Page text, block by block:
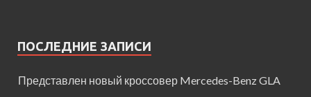
ПОСЛЕДНИЕ ЗАПИСИ
Представлен новый кроссовер Mercedes-Benz GLA